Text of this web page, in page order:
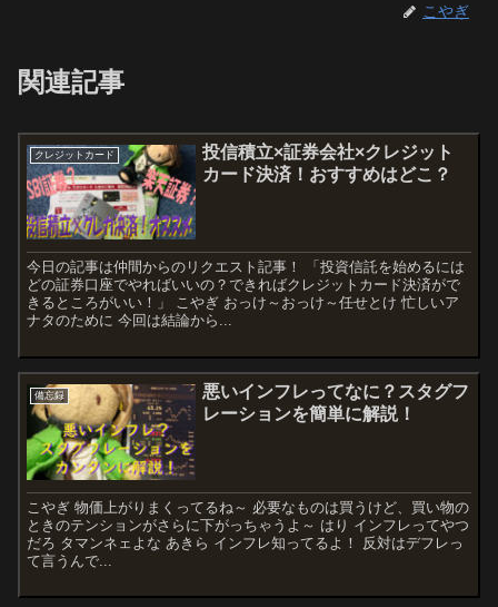
こやぎ
関連記事
クレジットカード
投信積立×証券会社×クレジット
カード決済！おすすめはどこ？
今日の記事は仲間からのリクエスト記事！ 「投資信託を始めるには
どの証券口座でやればいいの？できればクレジットカード決済がで
きるところがいい！」 こやぎ おっけ～おっけ～任せとけ 忙しいア
ナタのために 今回は結論から...
備忘録
悪いインフレってなに？スタグフ
レーションを簡単に解説！
こやぎ 物価上がりまくってるね～ 必要なものは買うけど、買い物の
ときのテンションがさらに下がっちゃうよ～ はり インフレってやつ
だろ タマンネェよな あきら インフレ知ってるよ！ 反対はデフレっ
て言うんで...